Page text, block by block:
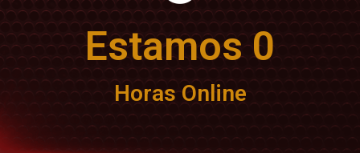
Estamos 0
Horas Online